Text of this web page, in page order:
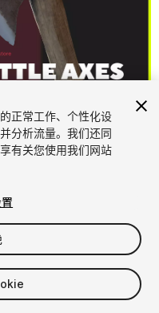
正常工作、个性化设
分析流量。我们还同
有关您使用我们网站